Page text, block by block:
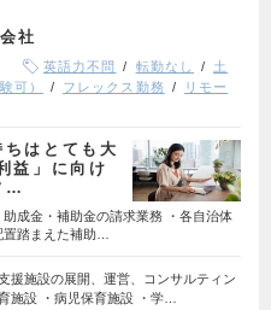
社
英語力不問 転勤なし
土
可） フレックス勤務
リモー
はとても大
益」に向け
…
成金・補助金の請求業務 ・各自治体
踏まえた補助…
援施設の展開、運営、コンサルティン
施設 ・病児保育施設 ・学…